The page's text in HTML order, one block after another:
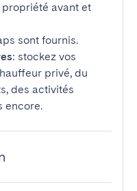
avant et
sont fournis.
: stockez vos
privé, du
des activités
encore.